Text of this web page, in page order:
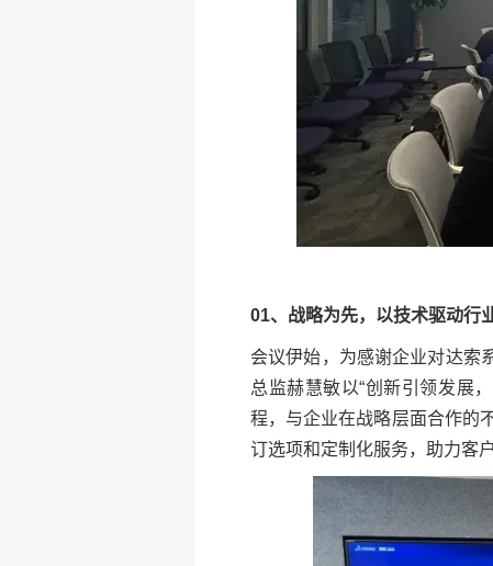
01、战略为先，以技术驱动行
会议伊始，为感谢企业对达索
总监赫慧敏以“创新引领发展
程，与企业在战略层面合作的
订选项和定制化服务，助力客